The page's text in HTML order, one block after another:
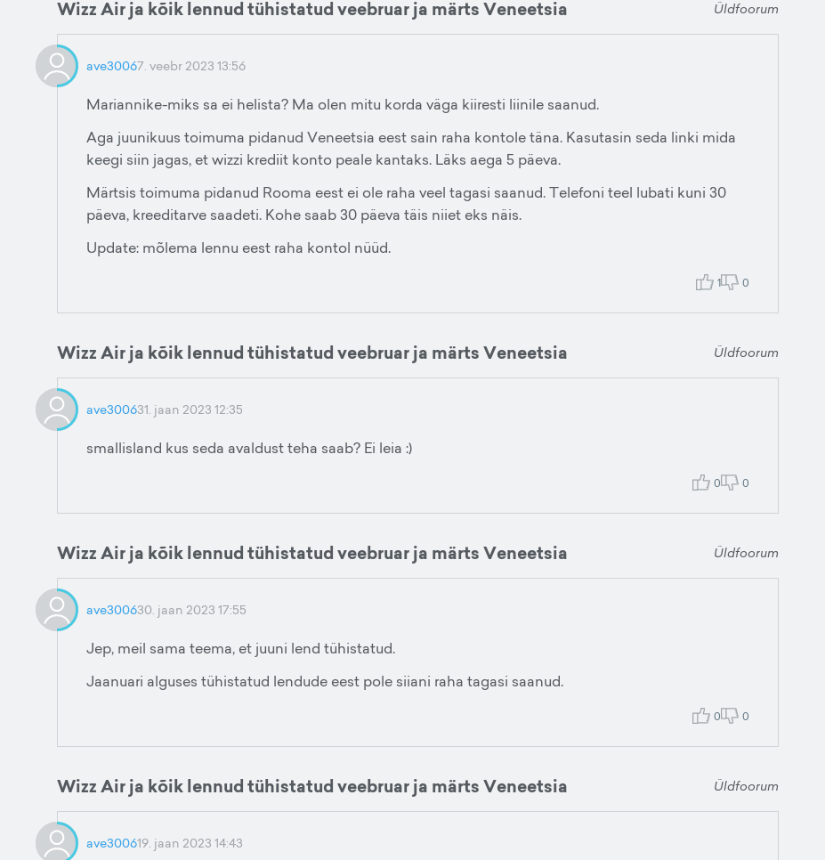
Wizz Air ja kõik lennud tühistatud veebruar ja märts Veneetsia Üldfoorum
ave30067. veebr 2023 13:56
Mariannike-miks sa ei helista? Ma olen mitu korda väga kiiresti liinile saanud.
Aga juunikuus toimuma pidanud Veneetsia eest sain raha kontole täna. Kasutasin seda linki mida
keegi siin jagas, et wizzi krediit konto peale kantaks. Läks aega 5 päeva.
Märtsis toimuma pidanud Rooma eest ei ole raha veel tagasi saanud. Telefoni teel lubati kuni 30
päeva, kreeditarve saadeti. Kohe saab 30 päeva täis niiet eks näis.
Update: mõlema lennu eest raha kontol nüüd.
1 0
Wizz Air ja kõik lennud tühistatud veebruar ja märts Veneetsia Üldfoorum
ave300631. jaan 2023 12:35
smallisland kus seda avaldust teha saab? Ei leia :)
0 0
Wizz Air ja kõik lennud tühistatud veebruar ja märts Veneetsia Üldfoorum
ave300630. jaan 2023 17:55
Jep, meil sama teema, et juuni lend tühistatud.
Jaanuari alguses tühistatud lendude eest pole siiani raha tagasi saanud.
0 0
Wizz Air ja kõik lennud tühistatud veebruar ja märts Veneetsia Üldfoorum
ave300619. jaan 2023 14:43